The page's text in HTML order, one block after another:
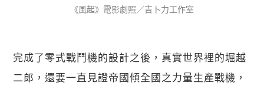
《風起》電影劇照／吉卜力工作室
完成了零式戰鬥機的設計之後，真實世界裡的堀越
二郎，還要一直見證帝國傾全國之力量生產戰機，
關閉